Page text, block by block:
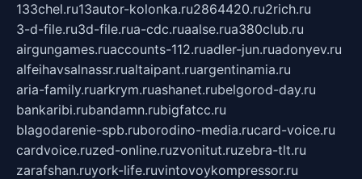
133chel.ru13autor-kolonka.ru2864420.ru2rich.ru
3-d-file.ru3d-file.rua-cdc.ruaalse.rua380club.ru
airgungames.ruaccounts-112.ruadler-jun.ruadonyev.ru
alfeihavsalnassr.rualtaipant.ruargentinamia.ru
aria-family.ruarkrym.ruashanet.rubelgorod-day.ru
bankaribi.rubandamn.rubigfatcc.ru
blagodarenie-spb.ruborodino-media.rucard-voice.ru
cardvoice.ruzed-online.ruzvonitut.ruzebra-tlt.ru
zarafshan.ruyork-life.ruvintovoykompressor.ru